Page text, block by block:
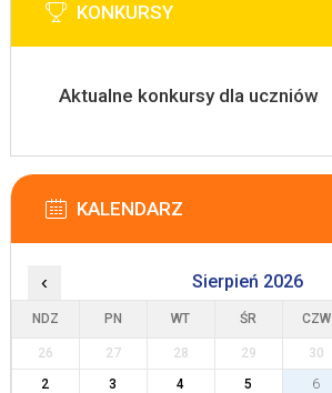
KONKURSY
Aktualne konkursy dla uczniów
KALENDARZ
‹ Sierpień 2026
NDZ PN WT ŚR CZW
26 27 28 29 30
2
3 4 5 6